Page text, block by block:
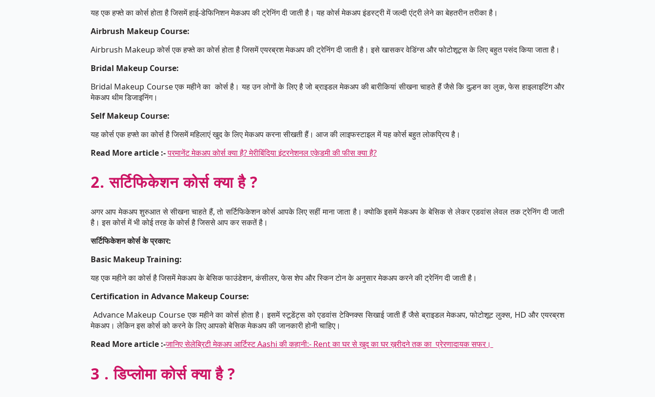
यह एक हफ्ते का कोर्स होता है जिसमें हाई-डेफिनिशन मेकअप की ट्रेनिंग दी जाती है। यह कोर्स मेकअप इंडस्ट्री में जल्दी एंट्री लेने का बेहतरीन तरीका है।
Airbrush Makeup Course:
Airbrush Makeup कोर्स एक हफ्ते का कोर्स होता है जिसमें एयरब्रश मेकअप की ट्रेनिंग दी जाती है। इसे खासकर वेडिंग्स और फोटोशूट्स के लिए बहुत पसंद किया जाता है।
Bridal Makeup Course:
Bridal Makeup Course एक महीने का कोर्स है। यह उन लोगों के लिए है जो ब्राइडल मेकअप की बारीकियां सीखना चाहते हैं जैसे कि दुल्हन का लुक, फेस हाइलाइटिंग और
मेकअप थीम डिजाइनिंग।
Self Makeup Course:
यह कोर्स एक हफ्ते का कोर्स है जिसमें महिलाएं खुद के लिए मेकअप करना सीखती हैं। आज की लाइफस्टाइल में यह कोर्स बहुत लोकप्रिय है।
Read More article :-परमानेंट मेकअप कोर्स क्या है? मेरीबिंदिया इंटरनेशनल एकेडमी की फीस क्या है?
2. सर्टिफिकेशन कोर्स क्या है ?
अगर आप मेकअप शुरुआत से सीखना चाहते हैं, तो सर्टिफिकेशन कोर्स आपके लिए सहीं माना जाता है। क्योकि इसमें मेकअप के बेसिक से लेकर एडवांस लेवल तक ट्रेनिंग दी जाती
है। इस कोर्स में भी कोई तरह के कोर्स है जिससे आप कर सकतें है।
सर्टिफिकेशन कोर्स के प्रकार:
Basic Makeup Training:
यह एक महीने का कोर्स है जिसमें मेकअप के बेसिक फाउंडेशन, कंसीलर, फेस शेप और स्किन टोन के अनुसार मेकअप करने की ट्रेनिंग दी जाती है।
Certification in Advance Makeup Course:
Advance Makeup Course एक महीने का कोर्स होता है। इसमें स्टूडेंट्स को एडवांस टेक्निक्स सिखाई जाती हैं जैसे ब्राइडल मेकअप, फोटोशूट लुक्स, HD और एयरब्रश
मेकअप। लेकिन इस कोर्स को करने के लिए आपको बेसिक मेकअप की जानकारी होनी चाहिए।
Read More article :-जानिए सेलेब्रिटी मेकअप आर्टिस्ट Aashi की कहानी:- Rent का घर से खुद का घर ख़रीदने तक का प्रेरणादायक सफर।
3 . डिप्लोमा कोर्स क्या है ?